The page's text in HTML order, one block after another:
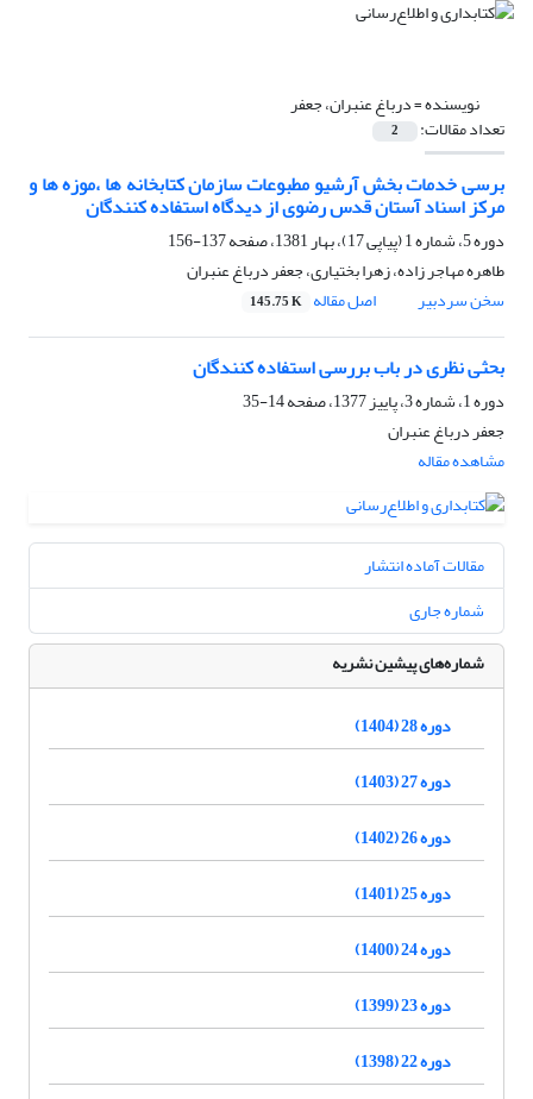
نویسنده =درباغ عنبران، جعفر
تعداد مقالات: 2
برسی خدمات بخش آرشیو مطبوعات سازمان کتابخانه ها ،موزه ها و
مرکز اسناد آستان قدس رضوی از دیدگاه استفاده کنندگان
دوره 5، شماره 1 (پیاپی 17)، بهار 1381، صفحه
137-156
طاهره مهاجر زاده، زهرا بختیاری، جعفر درباغ عنبران
سخن سردبیر
اصل مقاله 145.75 K
بحثی نظری در باب بررسی استفاده کنندگان
دوره 1، شماره 3، پاییز 1377، صفحه
14-35
جعفر درباغ عنبران
مشاهده مقاله
مقالات آماده انتشار
شماره جاری
شماره‌های پیشین نشریه
دوره 28 (1404)
دوره 27 (1403)
دوره 26 (1402)
دوره 25 (1401)
دوره 24 (1400)
دوره 23 (1399)
دوره 22 (1398)